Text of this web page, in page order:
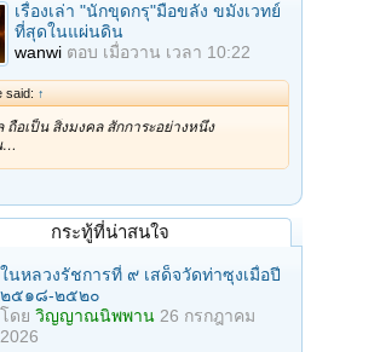
เรื่องเล่า "นักขุดกรุ"มือขลัง ขมังเวทย์
ที่สุดในแผ่นดิน
wanwi ตอบ เมื่อวาน เวลา 10:22
said: ↑
ถือเป็น สิ่งมงคล สักการะอย่างหนึ่ง
…
กระทู้ที่น่าสนใจ
ในหลวงรัชการที่ ๙ เสด็จวัดท่าซุงเมื่อปี
๒๕๑๘-๒๕๒๐
โดย วิญญาณนิพพาน 26 กรกฎาคม
2026